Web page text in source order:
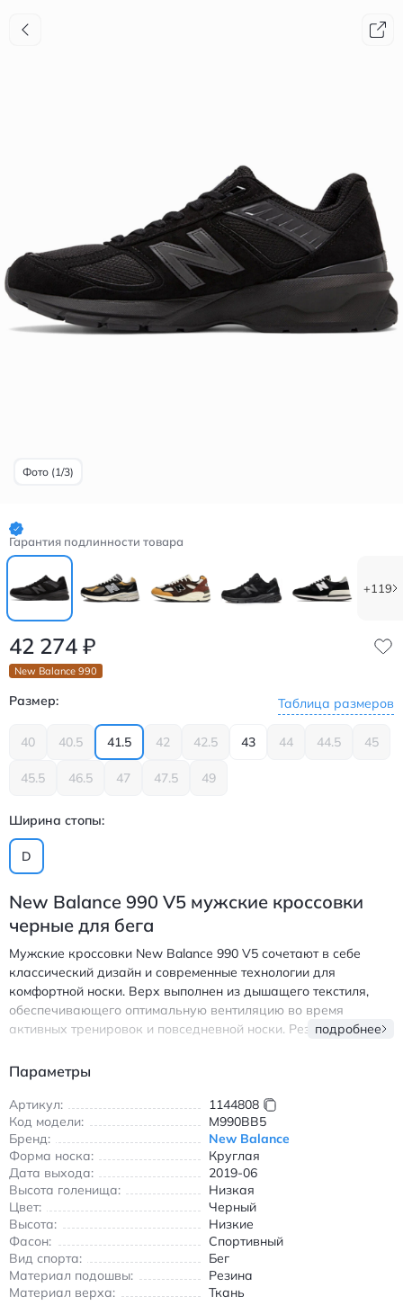
Фото (1/3)
Гарантия подлинности товара
+119
42 274 ₽
New Balance 990
Размер: Таблица размеров
40 40.5 41.5 42 42.5 43 44 44.5 45
45.5 46.5 47 47.5 49
Ширина стопы:
D
New Balance 990 V5 мужские кроссовки
черные для бега
Мужские кроссовки New Balance 990 V5 сочетают в себе
классический дизайн и современные технологии для
комфортной носки. Верх выполнен из дышащего текстиля,
обеспечивающего оптимальную вентиляцию во время
активных тренировок и повседневной носки. Резиновая
поверхностью, а инновационные технологии ABZORB и
каждом шаге. Круглый носок и низкий профиль создают
удобную посадку, идеально подходящую для бега и
прогулок. Черный цвет модели позволяет легко
комбинировать обувь с различной одеждой, создавая
стильные и практичные образы. Кроссовки подходят для
использования в любое время года благодаря
сбалансированной конструкции и качественным материалам.
Нью Балэнс 990 V5 кроссовки черные с амортизацией
ABZORB и ENCAP для бега
подробнее
Параметры
Артикул:
1144808
Код модели:
M990BB5
Бренд:
New Balance
Форма носка:
Круглая
Дата выхода:
2019-06
Высота голенища:
Низкая
Цвет:
Черный
Высота:
Низкие
Фасон:
Спортивный
Вид спорта:
Бег
Материал подошвы:
Резина
Материал верха:
Ткань